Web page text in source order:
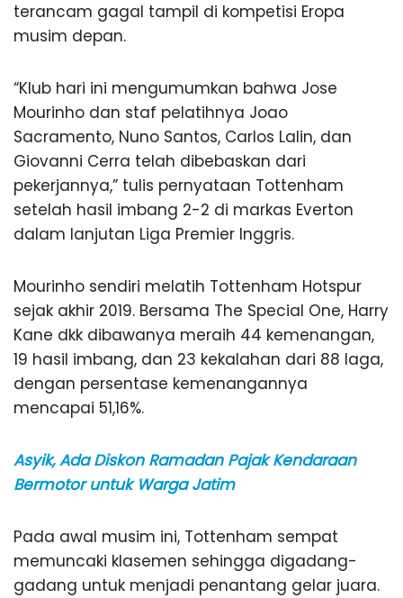
terancam gagal tampil di kompetisi Eropa
musim depan.
“Klub hari ini mengumumkan bahwa Jose
Mourinho dan staf pelatihnya Joao
Sacramento, Nuno Santos, Carlos Lalin, dan
Giovanni Cerra telah dibebaskan dari
pekerjannya,” tulis pernyataan Tottenham
setelah hasil imbang 2-2 di markas Everton
dalam lanjutan Liga Premier Inggris.
Mourinho sendiri melatih Tottenham Hotspur
sejak akhir 2019. Bersama The Special One, Harry
Kane dkk dibawanya meraih 44 kemenangan,
19 hasil imbang, dan 23 kekalahan dari 88 laga,
dengan persentase kemenangannya
mencapai 51,16%.
Asyik, Ada Diskon Ramadan Pajak Kendaraan
Bermotor untuk Warga Jatim
Pada awal musim ini, Tottenham sempat
memuncaki klasemen sehingga digadang-
gadang untuk menjadi penantang gelar juara.